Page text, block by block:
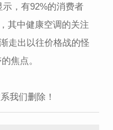
示，有92%的消费者
其中健康空调的关注
走出以往价格战的怪
焦点。
我们删除！